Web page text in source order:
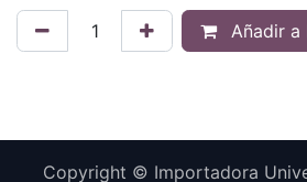
Añadir a
Copyright © Importadora